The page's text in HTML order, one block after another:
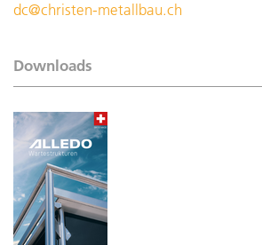
dc@christen-metallbau.ch
Downloads